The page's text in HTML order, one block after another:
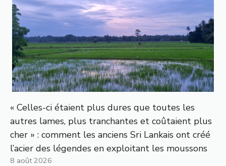
« Celles-ci étaient plus dures que toutes les
autres lames, plus tranchantes et coûtaient plus
cher » : comment les anciens Sri Lankais ont créé
l’acier des légendes en exploitant les moussons
8 août 2026